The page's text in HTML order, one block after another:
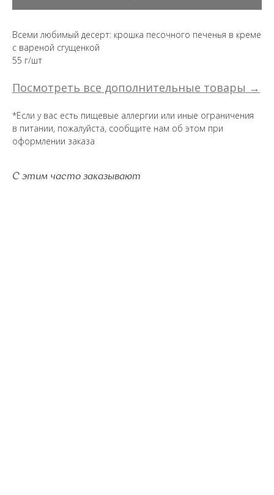
Всеми любимый десерт: крошка песочного печенья в креме
с вареной сгущенкой
55 г/шт
Посмотреть все дополнительные товары →
*Если у вас есть пищевые аллергии или иные ограничения
в питании, пожалуйста, сообщите нам об этом при
оформлении заказа
С этим часто заказывают